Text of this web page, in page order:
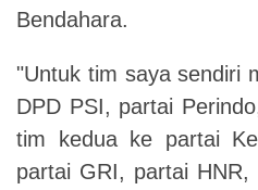
Bendahara.
"Untuk tim saya sendiri
DPD PSI, partai
tim kedua ke partai
partai GRI, partai